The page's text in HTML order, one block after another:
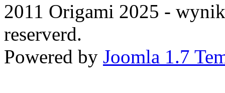
2011 Origami 2025 -
reserverd.
Powered by Joomla 1.7